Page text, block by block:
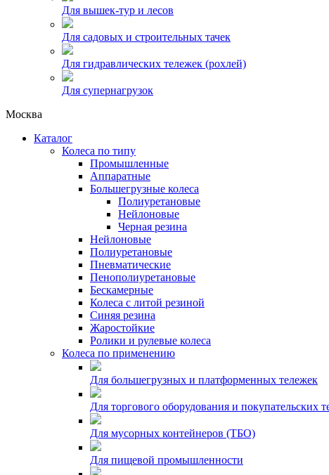
Для вышек-тур и лесов
Для садовых и строительных тачек
Для гидравлических тележек (рохлей)
Для супернагрузок
Москва
Каталог
Колеса по типу
Промышленные
Аппаратные
Большегрузные колеса
Полиуретановые
Нейлоновые
Черная резина
Нейлоновые
Полиуретановые
Пневматические
Пенополиуретановые
Бескамерные
Колеса с литой резиной
Синяя резина
Жаростойкие
Ролики и рулевые колеса
Колеса по применению
Для большегрузных и платформенных тележек
Для торгового оборудования и покупательских
Для мусорных контейнеров (ТБО)
Для пищевой промышленности